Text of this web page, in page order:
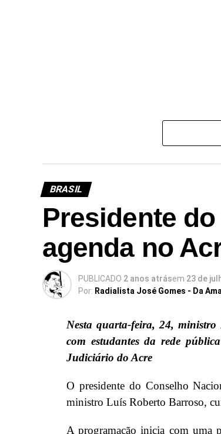
BRASIL
Presidente
agenda no
PUBLICADO 2 anos atrásem 23 de
Por: Radialista José Gomes - Da
Nesta quarta-feira, 24,
com estudantes da rede
Judiciário do Acre
O presidente do Conselho
ministro Luís Roberto Barroso,
A programação inicia com uma